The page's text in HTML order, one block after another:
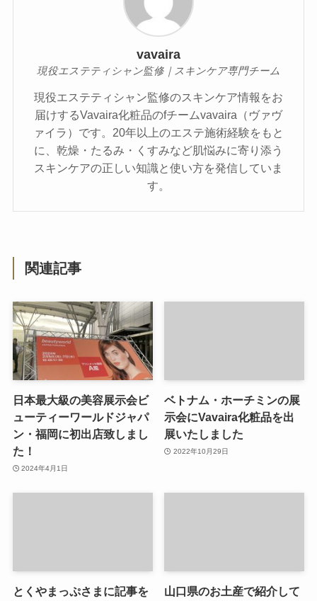
vavaira
現役エステティシャン監修｜スキンケア専門チーム
現役エステティシャン監修のスキンケア情報をお
届けするVavaira化粧品のfチームvavaira（ヴァヴ
ァイラ）です。20年以上のエステ施術経験をもと
に、乾燥・たるみ・くすみなど肌悩みに寄り添う
スキンケアの正しい知識と使い方を発信していま
す。
関連記事
日本最大級の美容展示会ビ
ューティーワールドジャパ
ン・福岡に初出店致しまし
た！
2024年4月1日
ベトナム・ホーチミンの展
示会にVavaira化粧品を出
展いたしました
2022年10月29日
とくやまっぷさまに記事を
山口県のお土産で紹介して